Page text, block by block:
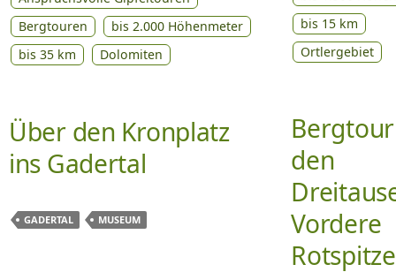
Bergtouren
bis 2.000 Höhenmeter
bis 35 km
Dolomiten
Über den Kronplatz
ins Gadertal
GADERTAL MUSEUM
bis 15 km
Ortlergebiet
den
Vordere